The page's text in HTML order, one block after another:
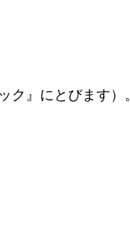
』にとびます）。